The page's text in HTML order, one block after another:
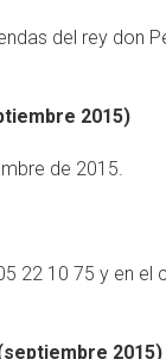
del rey don
2015)
de 2015.
22 10 75 y en el
2015)